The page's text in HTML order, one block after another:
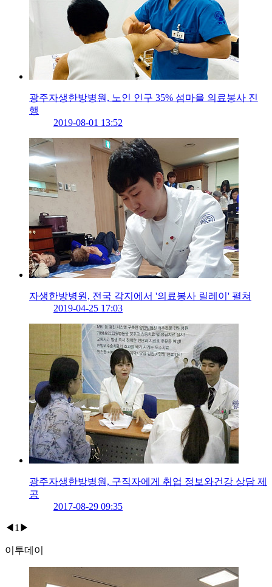
광주자생한방병원, 노인 인구 35% 섬마을 의료봉사 진
행
2019-08-01 13:52
자생한방병원, 전국 각지에서 '의료봉사 릴레이' 펼쳐
2019-04-25 17:03
광주자생한방병원, 구직자에게 취업 정보와건강 상담 제
공
2017-08-29 09:35
◀ 1 ▶
이투데이